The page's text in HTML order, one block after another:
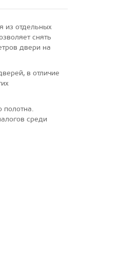
из отдельных
снять
двери на
в отличие
полотна.
среди